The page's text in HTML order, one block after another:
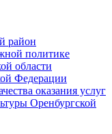
район
политике
области
Федерации
оказания услуг
Оренбургской